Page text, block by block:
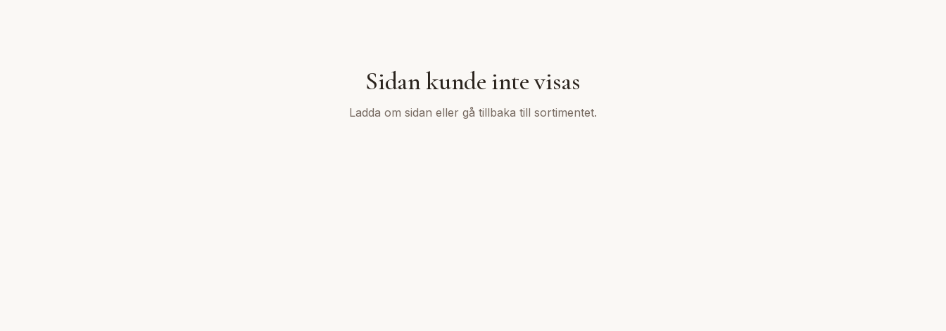
Sidan kunde inte visas
Ladda om sidan eller gå tillbaka till sortimentet.